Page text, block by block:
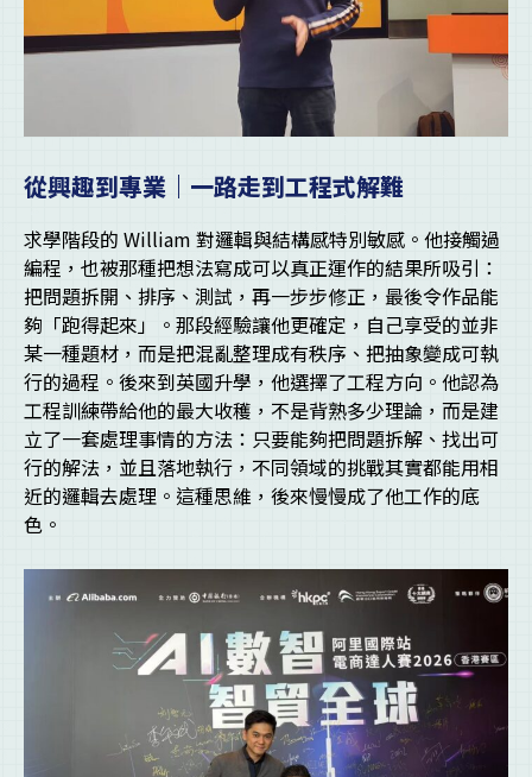
從興趣到專業｜一路走到工程式解難
求學階段的 William 對邏輯與結構感特別敏感。他接觸過
編程，也被那種把想法寫成可以真正運作的結果所吸引：
把問題拆開、排序、測試，再一步步修正，最後令作品能
夠「跑得起來」。那段經驗讓他更確定，自己享受的並非
某一種題材，而是把混亂整理成有秩序、把抽象變成可執
行的過程。後來到英國升學，他選擇了工程方向。他認為
工程訓練帶給他的最大收穫，不是背熟多少理論，而是建
立了一套處理事情的方法：只要能夠把問題拆解、找出可
行的解法，並且落地執行，不同領域的挑戰其實都能用相
近的邏輯去處理。這種思維，後來慢慢成了他工作的底
色。